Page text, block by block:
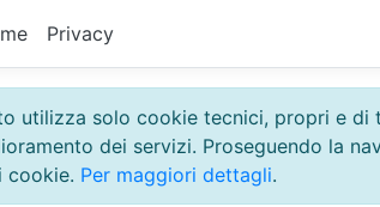
Privacy
utilizza solo cookie tecnici, propri e
dei servizi. Proseguendo la
cookie. Per maggiori dettagli.